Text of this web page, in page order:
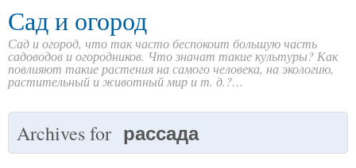
Сад и огород
Сад и огород, что так часто беспокоит большую часть
садоводов и огородников. Что значат такие культуры? Как
повлияют такие растения на самого человека, на экологию,
растительный и животный мир и т. д.?…
Archives for рассада